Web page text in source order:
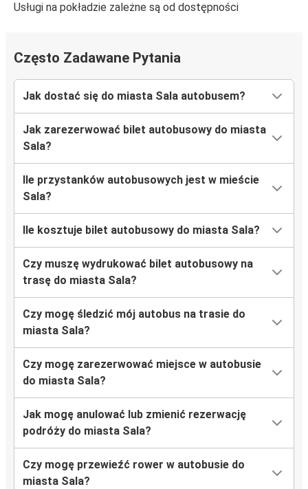
Usługi na pokładzie zależne są od dostępności
Często Zadawane Pytania
Jak dostać się do miasta Sala autobusem?
Jak zarezerwować bilet autobusowy do miasta
Sala?
Ile przystanków autobusowych jest w mieście
Sala?
Ile kosztuje bilet autobusowy do miasta Sala?
Czy muszę wydrukować bilet autobusowy na
trasę do miasta Sala?
Czy mogę śledzić mój autobus na trasie do
miasta Sala?
Czy mogę zarezerwować miejsce w autobusie
do miasta Sala?
Jak mogę anulować lub zmienić rezerwację
podróży do miasta Sala?
Czy mogę przewieźć rower w autobusie do
miasta Sala?